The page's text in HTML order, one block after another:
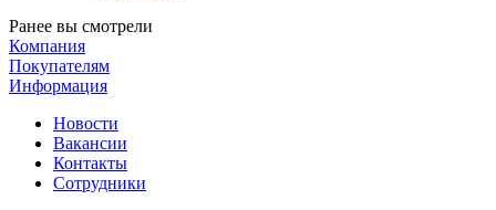
Ранее вы смотрели
Компания
Покупателям
Информация
Новости
Вакансии
Контакты
Сотрудники